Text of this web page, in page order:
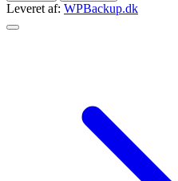
Leveret af: WPBackup.dk